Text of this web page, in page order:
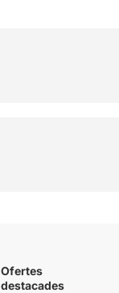
Ofertes
destacades